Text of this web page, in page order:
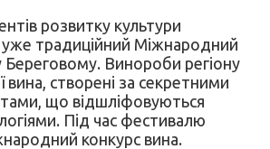
розвитку культури
традиційний Міжнародний
Береговому. Винороби регіону
вина, створені за секретними
що відшліфовуються
Під час фестивалю
конкурс вина.